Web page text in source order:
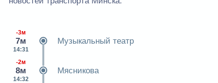
-3м
7м
14:31
Музыкальный театр
-2м
8м
14:32
Мясникова